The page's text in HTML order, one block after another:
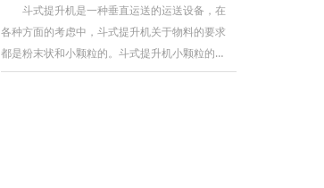
呈现的毛病及相应的解决方法，希望能给您带来
一
斗式提升机是一种垂直运送的运送设备，在
各种方面的考虑中，斗式提升机关于物料的要求
都是粉末状和小颗粒的。斗式提升机小颗粒的运
用是有规模的。 适用于很多职业产品的提